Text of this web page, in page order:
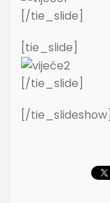
[/tie_slide]
[tie_slide]
[/tie_slide]
[/tie_slideshow]